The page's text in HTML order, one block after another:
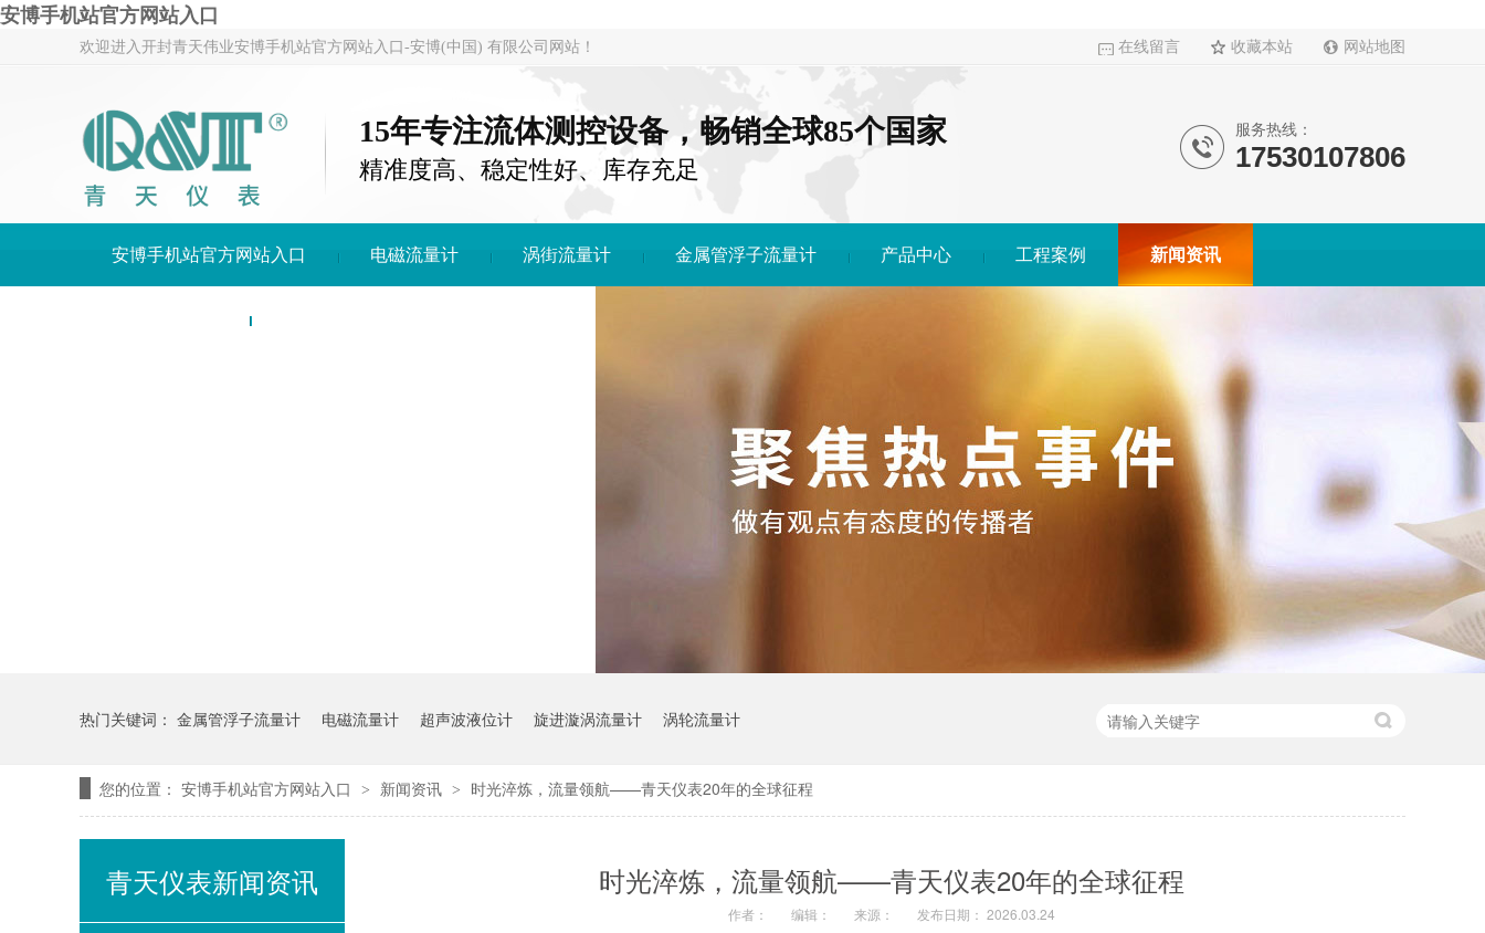
安博手机站官方网站入口
在线留言 收藏本站 网站地图
欢迎进入开封青天伟业安博手机站官方网站入口-安博(中国) 有限公司网站！
15年专注流体测控设备，畅销全球85个国家
精准度高、稳定性好、库存充足
服务热线：
17530107806
安博手机站官方网站入口 电磁流量计 涡街流量计 金属管浮子流量计 产品中心 工程案例 新闻资讯
热门关键词： 金属管浮子流量计 电磁流量计 超声波液位计 旋进漩涡流量计 涡轮流量计
您的位置： 安博手机站官方网站入口 > 新闻资讯 > 时光淬炼，流量领航——青天仪表20年的全球征程
时光淬炼，流量领航——青天仪表20年的全球征程
作者： 编辑： 来源： 发布日期： 2026.03.24
青天仪表新闻资讯